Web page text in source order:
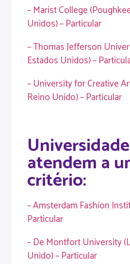
– Marist College
Unidos) – Particular
– Thomas Jefferson
Estados Unidos) –
– University for Creative
Reino Unido) – Particular
atendem a
critério:
– Amsterdam Fashion
Particular
– De Montfort University
Unido) – Particular